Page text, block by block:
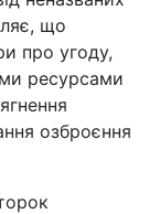
що
про угоду,
ресурсами
озброєння